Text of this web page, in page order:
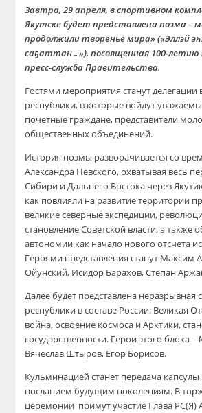
Завтра, 29 апреля, в спортивном
Якутске будет представлена поэма –
продолжили творенье мира» («Эллэй
саҕаттан…»), посвященная 100-
пресс-служба Правительства.
Гостями мероприятия станут делегации
республики, в которые войдут
почетные граждане, представители
общественных объединений.
История поэмы разворачивается со
Александра Невского, охватывая весь
Сибири и Дальнего Востока через
как повлияли на развитие территории
великие северные экспедиции,
становление Советской власти, а также
автономии как начало нового отсчета
Героями представления станут Максим
Ойунский, Исидор Барахов, Степан
Далее будет представлена неразрывная
республики в составе России: Великая
война, освоение космоса и Арктики,
государственности. Герои этого блока
Вячеслав Штыров, Егор Борисов.
Кульминацией станет передача
посланием будущим поколениям. В
церемонии примут участие Глава РС(Я)